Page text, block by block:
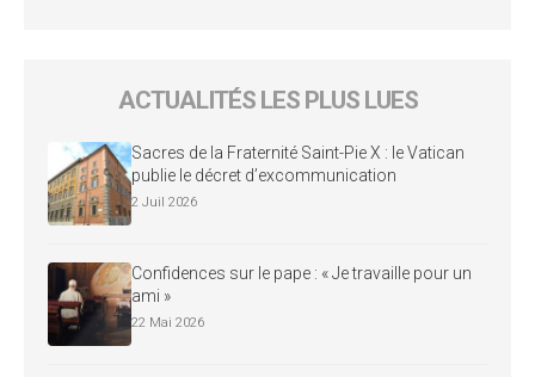
ACTUALITÉS LES PLUS LUES
Sacres de la Fraternité Saint-Pie X : le Vatican
publie le décret d’excommunication
2 Juil 2026
Confidences sur le pape : « Je travaille pour un
ami »
22 Mai 2026